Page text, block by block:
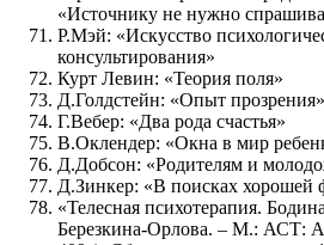
«Источнику не нужно
Р.Мэй: «Искусство
консультирования»
Курт Левин: «Теория поля»
Д.Голдстейн: «Опыт прозрения»
Г.Вебер: «Два рода счастья»
В.Оклендер: «Окна в мир
Д.Добсон: «Родителям и
Д.Зинкер: «В поисках хорошей
«Телесная психотерапия.
Березкина-Орлова. – М.: